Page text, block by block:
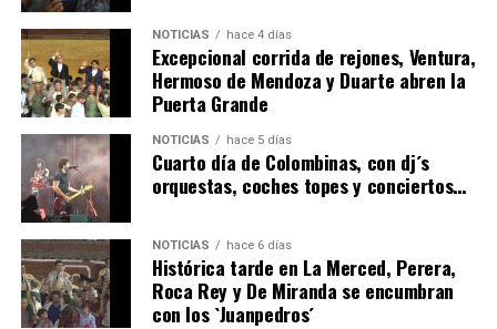
4º DÍA DE LAS FIESTAS COLOMBINAS 2026
hace 5 días Huelvatv
NOTICIAS hace 4 días
Excepcional corrida de rejones, Ventura,
Hermoso de Mendoza y Duarte abren la
Puerta Grande
NOTICIAS hace 5 días
Cuarto día de Colombinas, con dj´s
orquestas, coches topes y conciertos…
NOTICIAS hace 6 días
Histórica tarde en La Merced, Perera,
Roca Rey y De Miranda se encumbran
con los `Juanpedros´